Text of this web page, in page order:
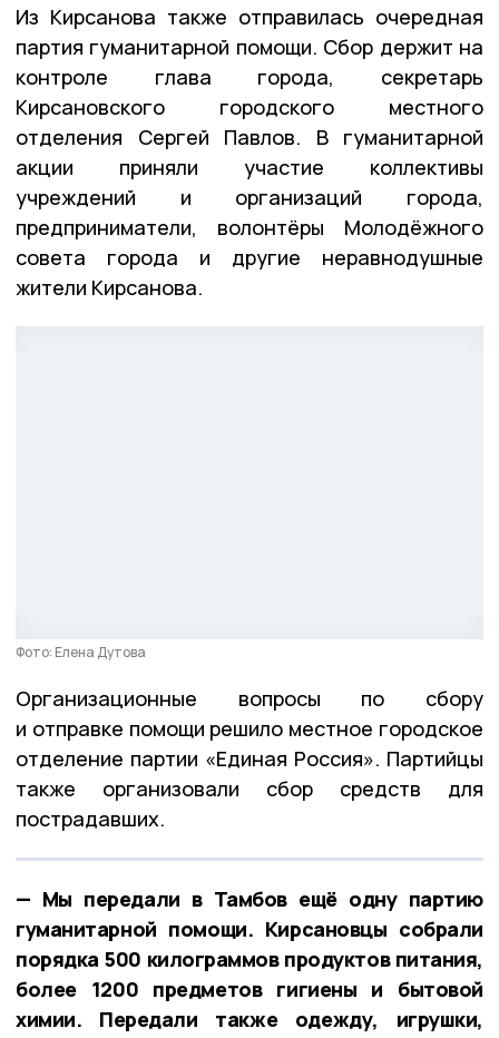
Из Кирсанова также отправилась очередная
партия гуманитарной помощи. Сбор держит на
контроле глава города, секретарь
Кирсановского городского местного
отделения Сергей Павлов. В гуманитарной
акции приняли участие коллективы
учреждений и организаций города,
предприниматели, волонтёры Молодёжного
совета города и другие неравнодушные
жители Кирсанова.
Фото: Елена Дутова
Организационные вопросы по сбору
и отправке помощи решило местное городское
отделение партии «Единая Россия». Партийцы
также организовали сбор средств для
пострадавших.
— Мы передали в Тамбов ещё одну партию
гуманитарной помощи. Кирсановцы собрали
порядка 500 килограммов продуктов питания,
более 1200 предметов гигиены и бытовой
химии. Передали также одежду, игрушки,